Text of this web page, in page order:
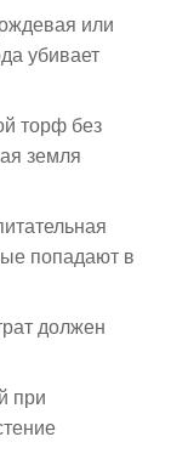
или
убивает
торф без
земля
попадают в
должен
при